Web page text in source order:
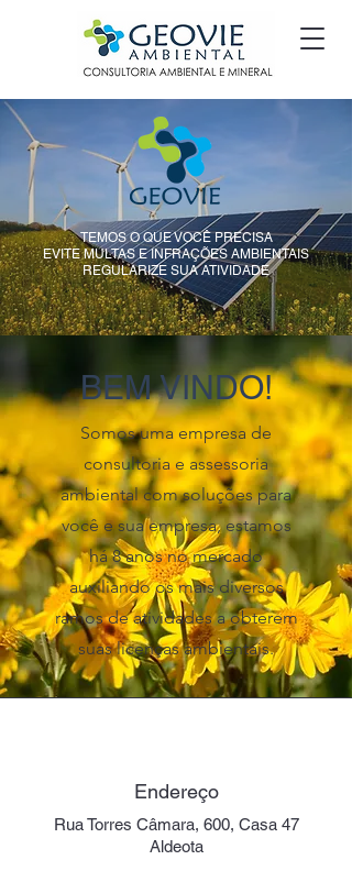
TEMOS O QUE VOCÊ PRECISA
EVITE MULTAS E INFRAÇÕES AMBIENTAIS
REGULARIZE SUA ATIVIDADE
BEM VINDO!
Somos uma empresa de
consultoria e assessoria
ambiental com soluções para
você e sua empresa, estamos
há 8 anos no mercado
auxiliando os mais diversos
ramos de atividades a obterem
suas licenças ambientais.
Endereço
Rua Torres Câmara, 600, Casa 47
Aldeota